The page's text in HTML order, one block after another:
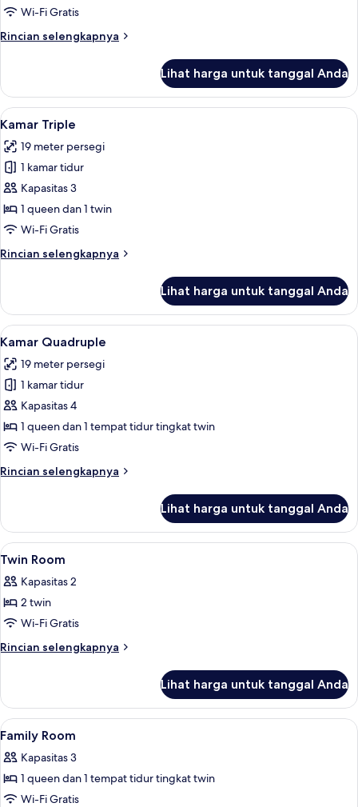
Wi-Fi Gratis
Rincian selengkapnya
Rincian
Kamar
Double
Lihat harga untuk tanggal Anda
Lihat
semua
foto
untuk
Kamar
Triple
Kamar Triple | Meja kerja, kedap
4
Kamar Triple
19 meter persegi
1 kamar tidur
Kapasitas 3
1 queen dan 1 twin
Wi-Fi Gratis
Rincian selengkapnya
Rincian
Kamar
Triple
Lihat harga untuk tanggal Anda
Lihat
semua
foto
untuk
Kamar
Quadruple
Kamar Quadruple | Meja kerja,
4
Kamar Quadruple
19 meter persegi
1 kamar tidur
Kapasitas 4
1 queen dan 1 tempat tidur tingkat twin
Wi-Fi Gratis
Rincian selengkapnya
Rincian
Kamar
Quadruple
Lihat harga untuk tanggal Anda
Lihat
semua
foto
untuk
Twin
Room
Meja kerja, kedap suara, Wi-Fi gratis,
8
Twin Room
Kapasitas 2
2 twin
Wi-Fi Gratis
Rincian selengkapnya
Rincian
Twin
Room
Lihat harga untuk tanggal Anda
Lihat
semua
foto
untuk
Family
Meja kerja, kedap suara, Wi-Fi gratis,
4
Family Room
Kapasitas 3
1 queen dan 1 tempat tidur tingkat twin
Wi-Fi Gratis